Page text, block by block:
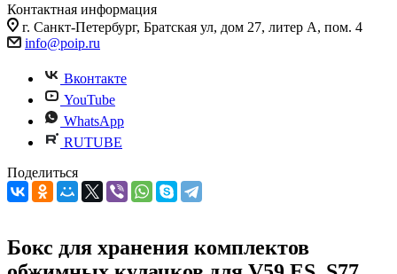
Контактная информация
г. Санкт-Петербург, Братская ул, дом 27, литер А, пом. 4
info@poip.ru
Вконтакте
YouTube
WhatsApp
RUTUBE
Поделиться
Бокс для хранения комплектов